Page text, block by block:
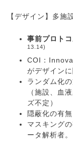
【デザイン】多施
事前プロトコ
13.14)
COI：
がデザイン
ランダム化
（施設、血
ズ不定）
隠蔽化の有
マスキング
ータ解析者。